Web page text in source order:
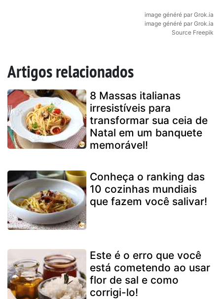
image généré par Grok.ia
image généré par Grok.ia
Source Freepik
Artigos relacionados
8 Massas italianas
irresistíveis para
transformar sua ceia de
Natal em um banquete
memorável!
Conheça o ranking das
10 cozinhas mundiais
que fazem você salivar!
Este é o erro que você
está cometendo ao usar
flor de sal e como
corrigi-lo!